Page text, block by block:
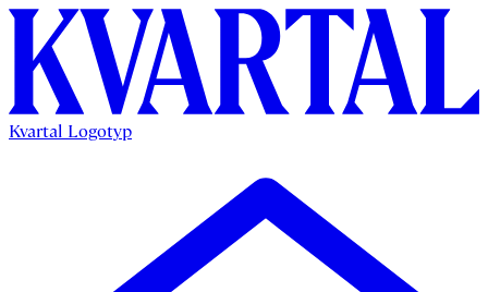
Kvartal Logotyp